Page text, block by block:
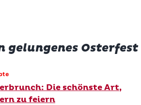
gelungenes Osterfest
Die schönste Art,
zu feiern